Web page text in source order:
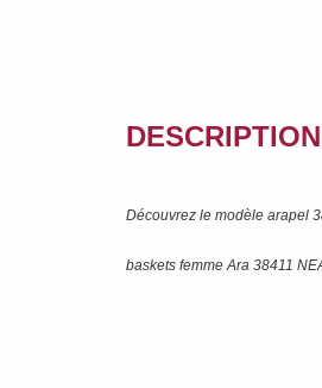
DESCRIPTION
Découvrez le modèle arapel
baskets femme Ara 38411